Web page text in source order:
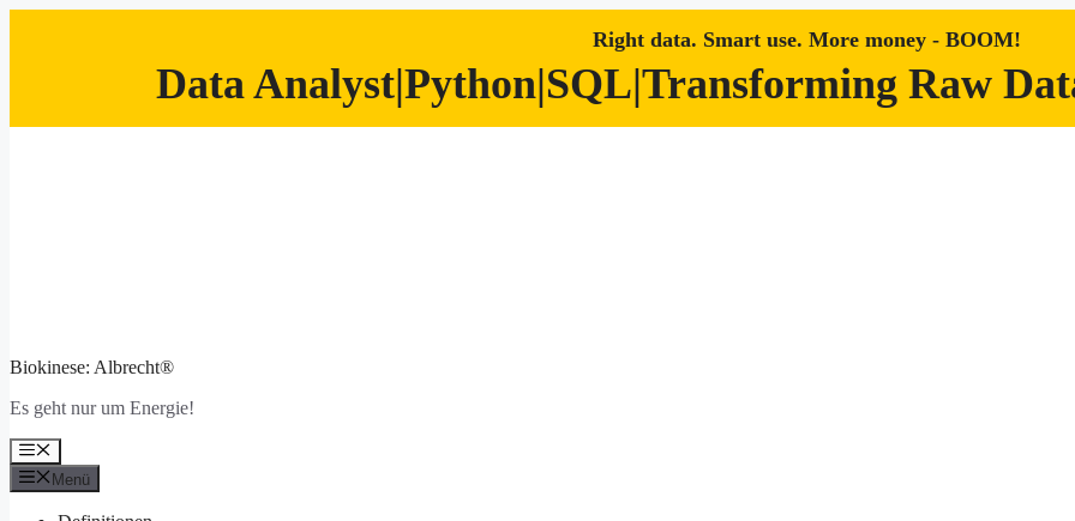
Right data. Smart use. More money - BOOM!
Data Analyst|Python|SQL|Transforming Raw
Biokinese: Albrecht®
Es geht nur um Energie!
Menü
Menü